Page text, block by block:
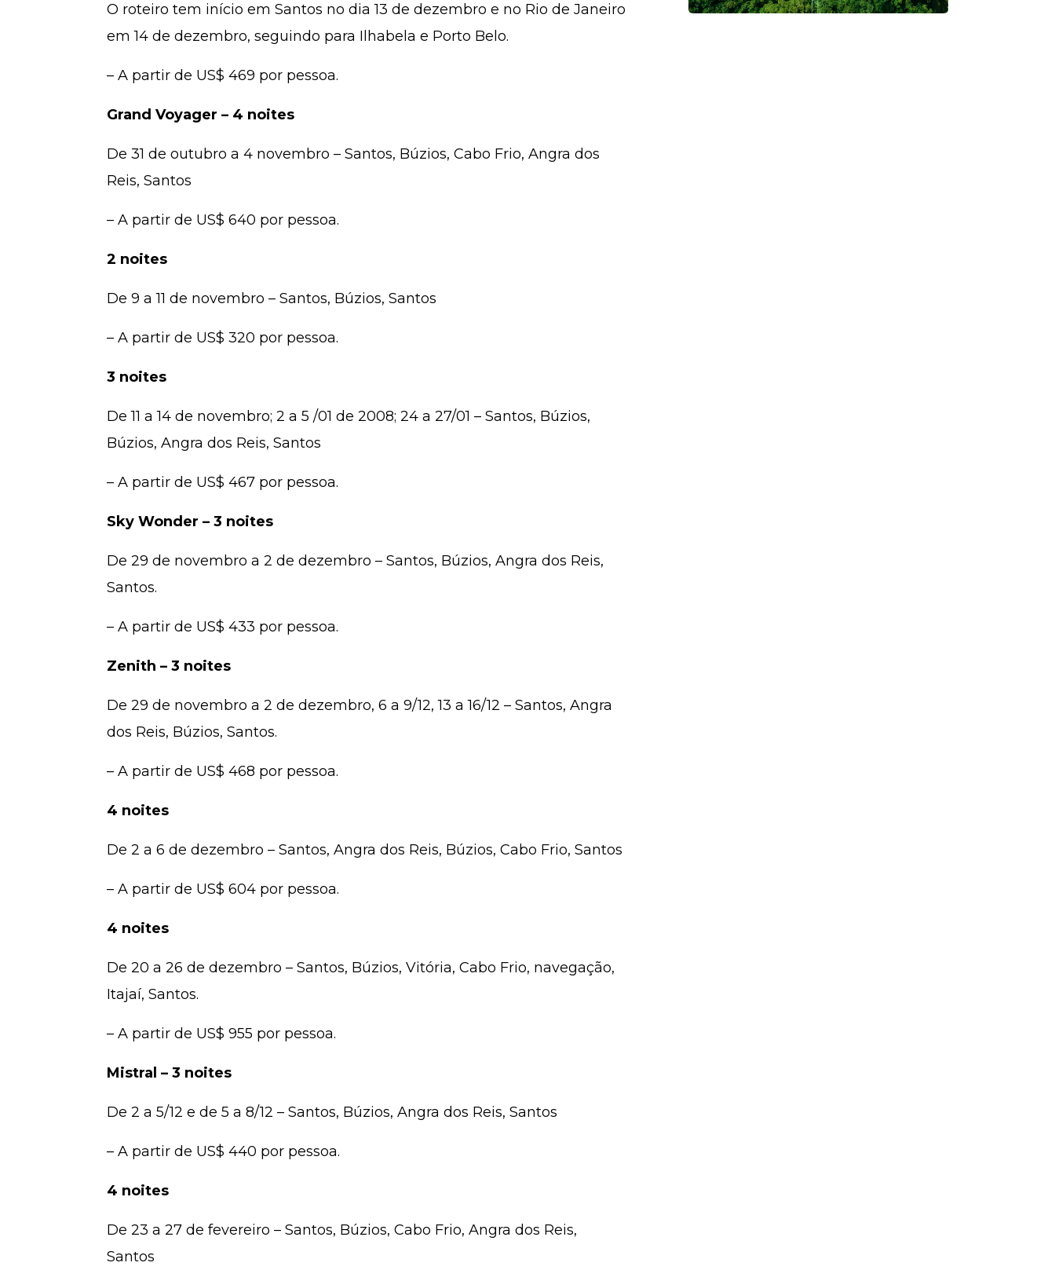
O roteiro tem início em Santos no dia 13 de dezembro e no Rio de Janeiro
em 14 de dezembro, seguindo para Ilhabela e Porto Belo.
– A partir de US$ 469 por pessoa.
Grand Voyager – 4 noites
De 31 de outubro a 4 novembro – Santos, Búzios, Cabo Frio, Angra dos
Reis, Santos
– A partir de US$ 640 por pessoa.
2 noites
De 9 a 11 de novembro – Santos, Búzios, Santos
– A partir de US$ 320 por pessoa.
3 noites
De 11 a 14 de novembro; 2 a 5 /01 de 2008; 24 a 27/01 – Santos, Búzios,
Búzios, Angra dos Reis, Santos
– A partir de US$ 467 por pessoa.
Sky Wonder – 3 noites
De 29 de novembro a 2 de dezembro – Santos, Búzios, Angra dos Reis,
Santos.
– A partir de US$ 433 por pessoa.
Zenith – 3 noites
De 29 de novembro a 2 de dezembro, 6 a 9/12, 13 a 16/12 – Santos, Angra
dos Reis, Búzios, Santos.
– A partir de US$ 468 por pessoa.
4 noites
De 2 a 6 de dezembro – Santos, Angra dos Reis, Búzios, Cabo Frio, Santos
– A partir de US$ 604 por pessoa.
4 noites
De 20 a 26 de dezembro – Santos, Búzios, Vitória, Cabo Frio, navegação,
Itajaí, Santos.
– A partir de US$ 955 por pessoa.
Mistral – 3 noites
De 2 a 5/12 e de 5 a 8/12 – Santos, Búzios, Angra dos Reis, Santos
– A partir de US$ 440 por pessoa.
4 noites
De 23 a 27 de fevereiro – Santos, Búzios, Cabo Frio, Angra dos Reis,
Santos